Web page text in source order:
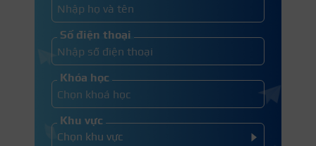
Số điện thoại
Khóa học
Khu vực